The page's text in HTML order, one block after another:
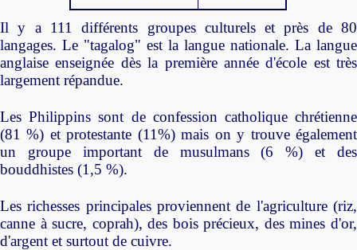
Il y a 111 différents groupes culturels et près de 80
langages. Le "tagalog" est la langue nationale. La langue
anglaise enseignée dès la première année d'école est très
largement répandue.
Les Philippins sont de confession catholique chrétienne
(81 %) et protestante (11%) mais on y trouve également
un groupe important de musulmans (6 %) et des
bouddhistes (1,5 %).
Les richesses principales proviennent de l'agriculture (riz,
canne à sucre, coprah), des bois précieux, des mines d'or,
d'argent et surtout de cuivre.